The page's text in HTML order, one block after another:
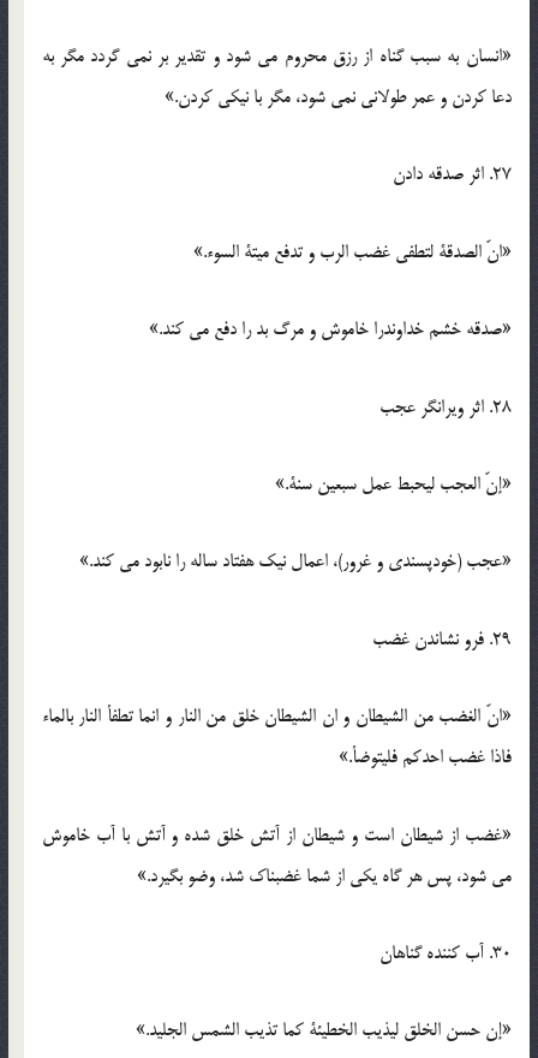
«انسان به سبب گناه از رزق محروم می شود و تقدیر بر نمی گردد مگر به
دعا کردن و عمر طولانی نمی شود، مگر با نیکی کردن.»
27. اثر صدقه دادن
«انّ الصدقة لتطفی غضب الرب و تدفع میتة السوء.»
«صدقه خشم خداوندرا خاموش و مرگ بد را دفع می کند.»
28. اثر ویرانگر عجب
«إنّ العجب لیحبط عمل سبعین سنة.»
«عجب (خودپسندی و غرور)، اعمال نیک هفتاد ساله را نابود می کند.»
29. فرو نشاندن غضب
«انّ الغضب من الشیطان و ان الشیطان خلق من النار و انما تطفأ النار بالماء
فاذا غضب احدکم فلیتوضأ.»
«غضب از شیطان است و شیطان از آتش خلق شده و آتش با آب خاموش
می شود، پس هر گاه یکی از شما غضبناک شد، وضو بگیرد.»
30. آب کننده گناهان
«إن حسن الخلق لیذیب الخطیئة کما تذیب الشمس الجلید.»